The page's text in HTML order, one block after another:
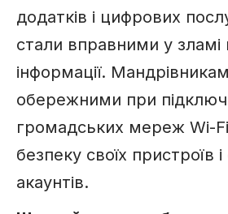
додатків і цифрових
стали вправними у зламі
інформації.
обережними при
громадських мереж Wi-Fi
безпеку своїх пристроїв
акаунтів.